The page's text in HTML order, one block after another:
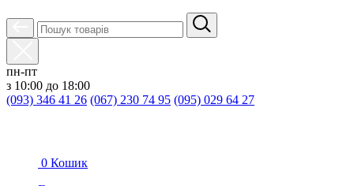
пн-пт
з 10:00 до 18:00
(093) 346 41 26 (067) 230 74 95 (095) 029 64 27
0 Кошик